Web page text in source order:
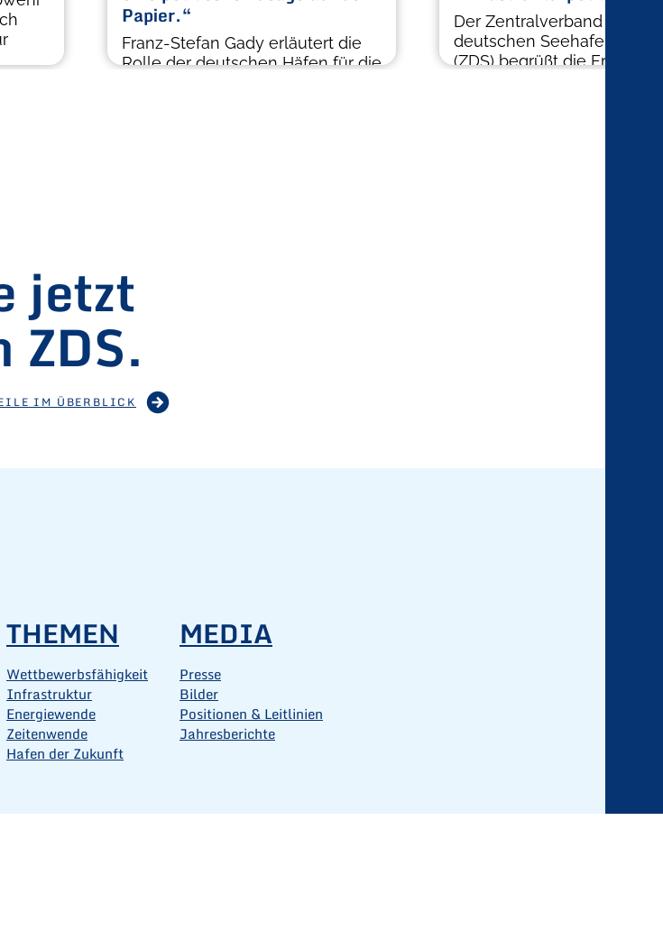
Papier.“
Franz-Stefan Gady erläutert die
Rolle der deutschen Häfen für die
Der Zentralverband der
deutschen
(ZDS) begrüßt die
jetzt
IM ÜBERBLICK
THEMEN
Wettbewerbsfähigkeit
Infrastruktur
Energiewende
Zeitenwende
Hafen der Zukunft
MEDIA
Presse
Bilder
Positionen & Leitlinien
Jahresberichte